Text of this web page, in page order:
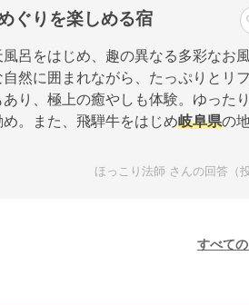
ぐりを楽しめる宿
呂をはじめ、趣の異なる多彩なお
然に囲まれながら、たっぷりとリ
り、極上の癒やしも体験。ゆった
。また、飛騨牛をはじめ岐阜県の
ほっこり法師 さんの回答（
すべて